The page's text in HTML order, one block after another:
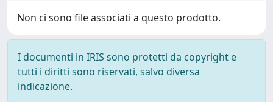
Non ci sono file associati a questo prodotto.
I documenti in IRIS sono protetti da copyright e
tutti i diritti sono riservati, salvo diversa
indicazione.